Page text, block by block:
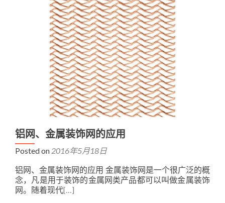
铝网、金属装饰网的应用
Posted on 2016年5月18日
铝网、金属装饰网的应用 金属装饰网是一个很广泛的概
念，凡是用于装饰的金属网类产品都可以叫做金属装饰
网。随着现代[…]